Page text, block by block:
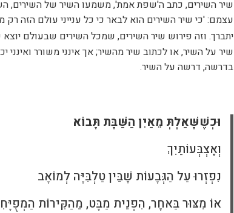
שיר השירים, כתב ה'שפת אמת', משמעו השיר של השירים,
עצמם: 'כי שיר השירים הוא לבאר כי כל ענייני עולם הזה
יתברך. וזה פירוש שיר השירים, שמכל השירים שבעולם יוצא
שיר על השיר, או לכתוב שיר מהשיר; אך אינני משורר ואינני
בדרשה, דרשה על השיר.
וּכְשֶׁשָּׁאַלְתְּ מֵאַיִן הַשַּׁבָּת תָּבוֹא
וְאֶצְבְּעוֹתַיִךְ
נִפְזְרוּ עַל הַגְּבָעוֹת שֶׁבֵּין טַלְבִּיָּה לְמוֹאָב
אוֹ מִצּוּר בַּאחֶר, הִפְנֵית מַבָּט, מֵהַקִּירוֹת